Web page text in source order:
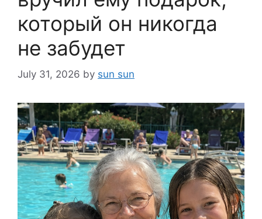
который он никогда
не забудет
July 31, 2026 by sun sun